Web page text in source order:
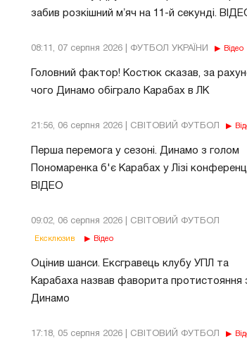
забив розкішний мʼяч на 11-й секунді.
08:11, 07 серпня 2026 | ФУТБОЛ УКРАЇНИ Відео
Головний фактор! Костюк сказав, за
чого Динамо обіграло Карабах в ЛК
21:56, 06 серпня 2026 | СВІТОВИЙ ФУТБОЛ
Перша перемога у сезоні. Динамо з голом
Пономаренка б'є Карабах у Лізі
ВІДЕО
09:02, 06 серпня 2026 | СВІТОВИЙ ФУТБОЛ
Ексклюзив Відео
Оцінив шанси. Ексгравець клубу УПЛ та
Карабаха назвав фаворита протистояння
Динамо
17:18, 05 серпня 2026 | СВІТОВИЙ ФУТБОЛ